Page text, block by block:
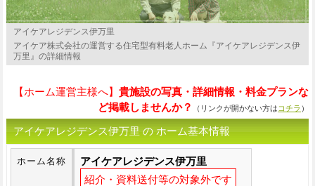
アイケアレジデンス伊万里
アイケア株式会社の運営する住宅型有料老人ホーム『アイケアレジデンス伊
万里』の詳細情報
【ホーム運営主様へ】貴施設の写真・詳細情報・料金プランな
ど掲載しませんか？
（リンクが開かない方は コチラ ）
アイケアレジデンス伊万里 の ホーム基本情報
ホーム名称
アイケアレジデンス伊万里
紹介・資料送付等の対象外です